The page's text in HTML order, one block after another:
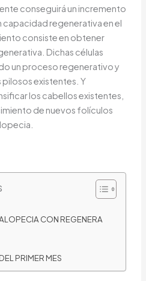
conseguirá un incremento
capacidad regenerativa en el
consiste en obtener
Dichas células
un proceso regenerativo y
existentes. Y
los cabellos existentes,
de nuevos folículos
CON REGENERA
PRIMER MES